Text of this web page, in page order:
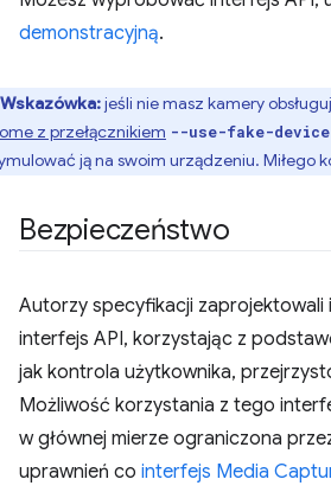
demonstracyjną.
Wskazówka:jeśli nie masz kamery
z przełącznikiem --use-fake-
ją na swoim urządzeniu. Miłego
Bezpieczeństwo
Autorzy specyfikacji zaprojektowali
interfejs API, korzystając z
jak kontrola użytkownika,
Możliwość korzystania z tego
w głównej mierze ograniczona
uprawnień co interfejs Media